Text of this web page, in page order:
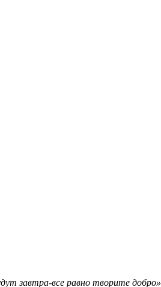
завтра-все равно творите добро»